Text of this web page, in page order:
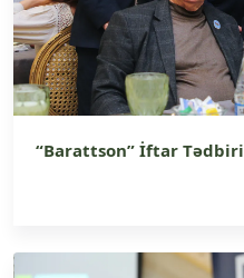
“Barattson” İftar Tədbiri